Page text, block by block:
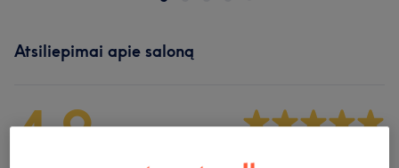
Atsiliepimai apie saloną
4,9